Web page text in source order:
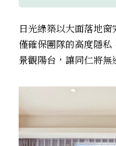
日光綠築以大面落地
僅確保團隊的高度隱
景觀陽台，讓同仁將無